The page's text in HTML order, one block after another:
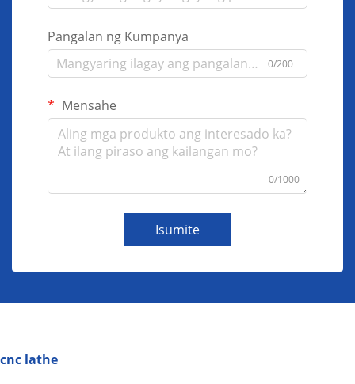
Pangalan ng Kumpanya
0/200
Mensahe
0/1000
Isumite
cnc lathe